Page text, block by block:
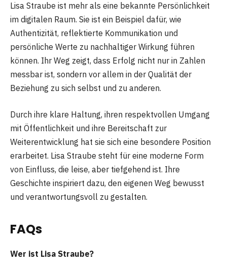
Lisa Straube ist mehr als eine bekannte Persönlichkeit
im digitalen Raum. Sie ist ein Beispiel dafür, wie
Authentizität, reflektierte Kommunikation und
persönliche Werte zu nachhaltiger Wirkung führen
können. Ihr Weg zeigt, dass Erfolg nicht nur in Zahlen
messbar ist, sondern vor allem in der Qualität der
Beziehung zu sich selbst und zu anderen.
Durch ihre klare Haltung, ihren respektvollen Umgang
mit Öffentlichkeit und ihre Bereitschaft zur
Weiterentwicklung hat sie sich eine besondere Position
erarbeitet. Lisa Straube steht für eine moderne Form
von Einfluss, die leise, aber tiefgehend ist. Ihre
Geschichte inspiriert dazu, den eigenen Weg bewusst
und verantwortungsvoll zu gestalten.
FAQs
Wer ist Lisa Straube?